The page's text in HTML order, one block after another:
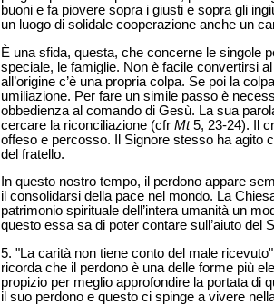
buoni e fa piovere sopra i giusti e sopra gli
un luogo di solidale cooperazione anche un
È una sfida, questa, che concerne le singole
speciale, le famiglie. Non è facile convertirsi
all’origine c’è una propria colpa. Se poi la
umiliazione. Per fare un simile passo è
obbedienza al comando di Gesù. La sua
cercare la riconciliazione (cfr Mt5, 23-24). Il
offeso e percosso. Il Signore stesso ha agito
del fratello.
In questo nostro tempo, il perdono appare
il consolidarsi della pace nel mondo. La
patrimonio spirituale dell’intera umanità un
questo essa sa di poter contare sull’aiuto del
5. "La carità non tiene conto del male
ricorda che il perdono è una delle forme più
propizio per meglio approfondire la portata di
il suo perdono e questo ci spinge a vivere